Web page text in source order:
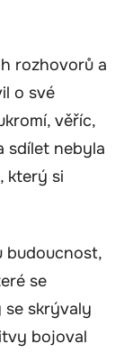
rozhovorů a
o své
věříc,
sdílet nebyla
který si
budoucnost,
se
se skrývaly
bojoval